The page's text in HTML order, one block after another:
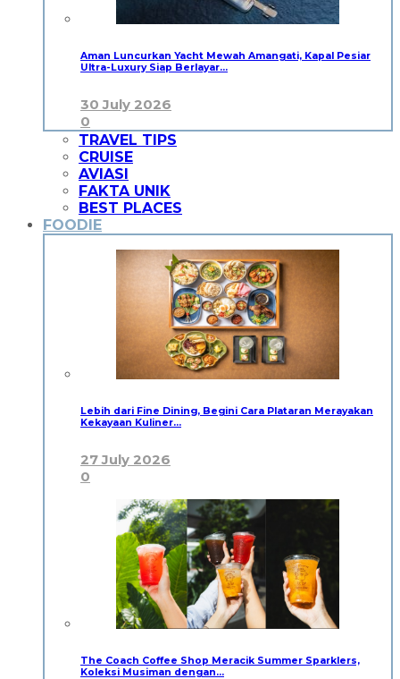
Aman Luncurkan Yacht Mewah Amangati, Kapal Pesiar
Ultra-Luxury Siap Berlayar…
30 July 2026
0
TRAVEL TIPS
CRUISE
AVIASI
FAKTA UNIK
BEST PLACES
FOODIE
Lebih dari Fine Dining, Begini Cara Plataran Merayakan
Kekayaan Kuliner…
27 July 2026
0
The Coach Coffee Shop Meracik Summer Sparklers,
Koleksi Musiman dengan…